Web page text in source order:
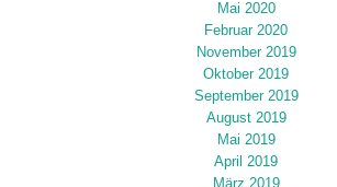
Mai 2020
Februar 2020
November 2019
Oktober 2019
September 2019
August 2019
Mai 2019
April 2019
März 2019